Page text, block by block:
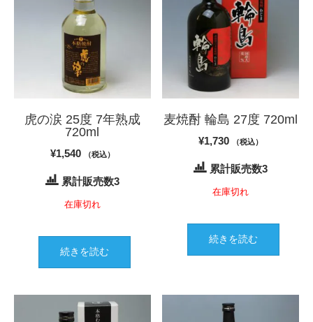
虎の涙 25度 7年熟成
720ml
¥1,540 （税込）
累計販売数3
在庫切れ
続きを読む
麦焼酎 輪島 27度 720ml
¥1,730 （税込）
累計販売数3
在庫切れ
続きを読む